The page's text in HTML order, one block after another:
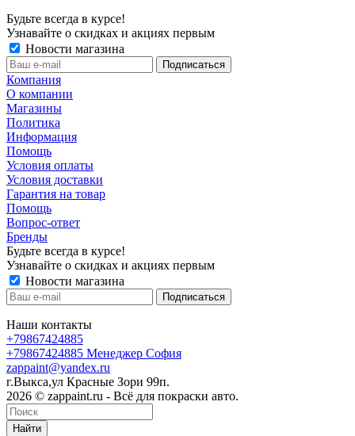
Будьте всегда в курсе!
Узнавайте о скидках и акциях первым
Новости магазина
Компания
О компании
Магазины
Политика
Информация
Помощь
Условия оплаты
Условия доставки
Гарантия на товар
Помощь
Вопрос-ответ
Бренды
Будьте всегда в курсе!
Узнавайте о скидках и акциях первым
Новости магазина
Наши контакты
+79867424885
+79867424885 Менеджер София
zappaint@yandex.ru
г.Выкса,ул Красные Зори 99п.
2026 © zappaint.ru - Всё для покраски авто.
Найти